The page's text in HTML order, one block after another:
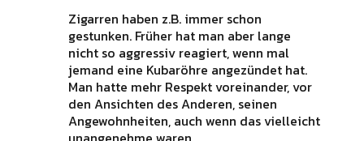
Zigarren haben z.B. immer schon
gestunken. Früher hat man aber lange
nicht so aggressiv reagiert, wenn mal
jemand eine Kubaröhre angezündet hat.
Man hatte mehr Respekt voreinander, vor
den Ansichten des Anderen, seinen
Angewohnheiten, auch wenn das vielleicht